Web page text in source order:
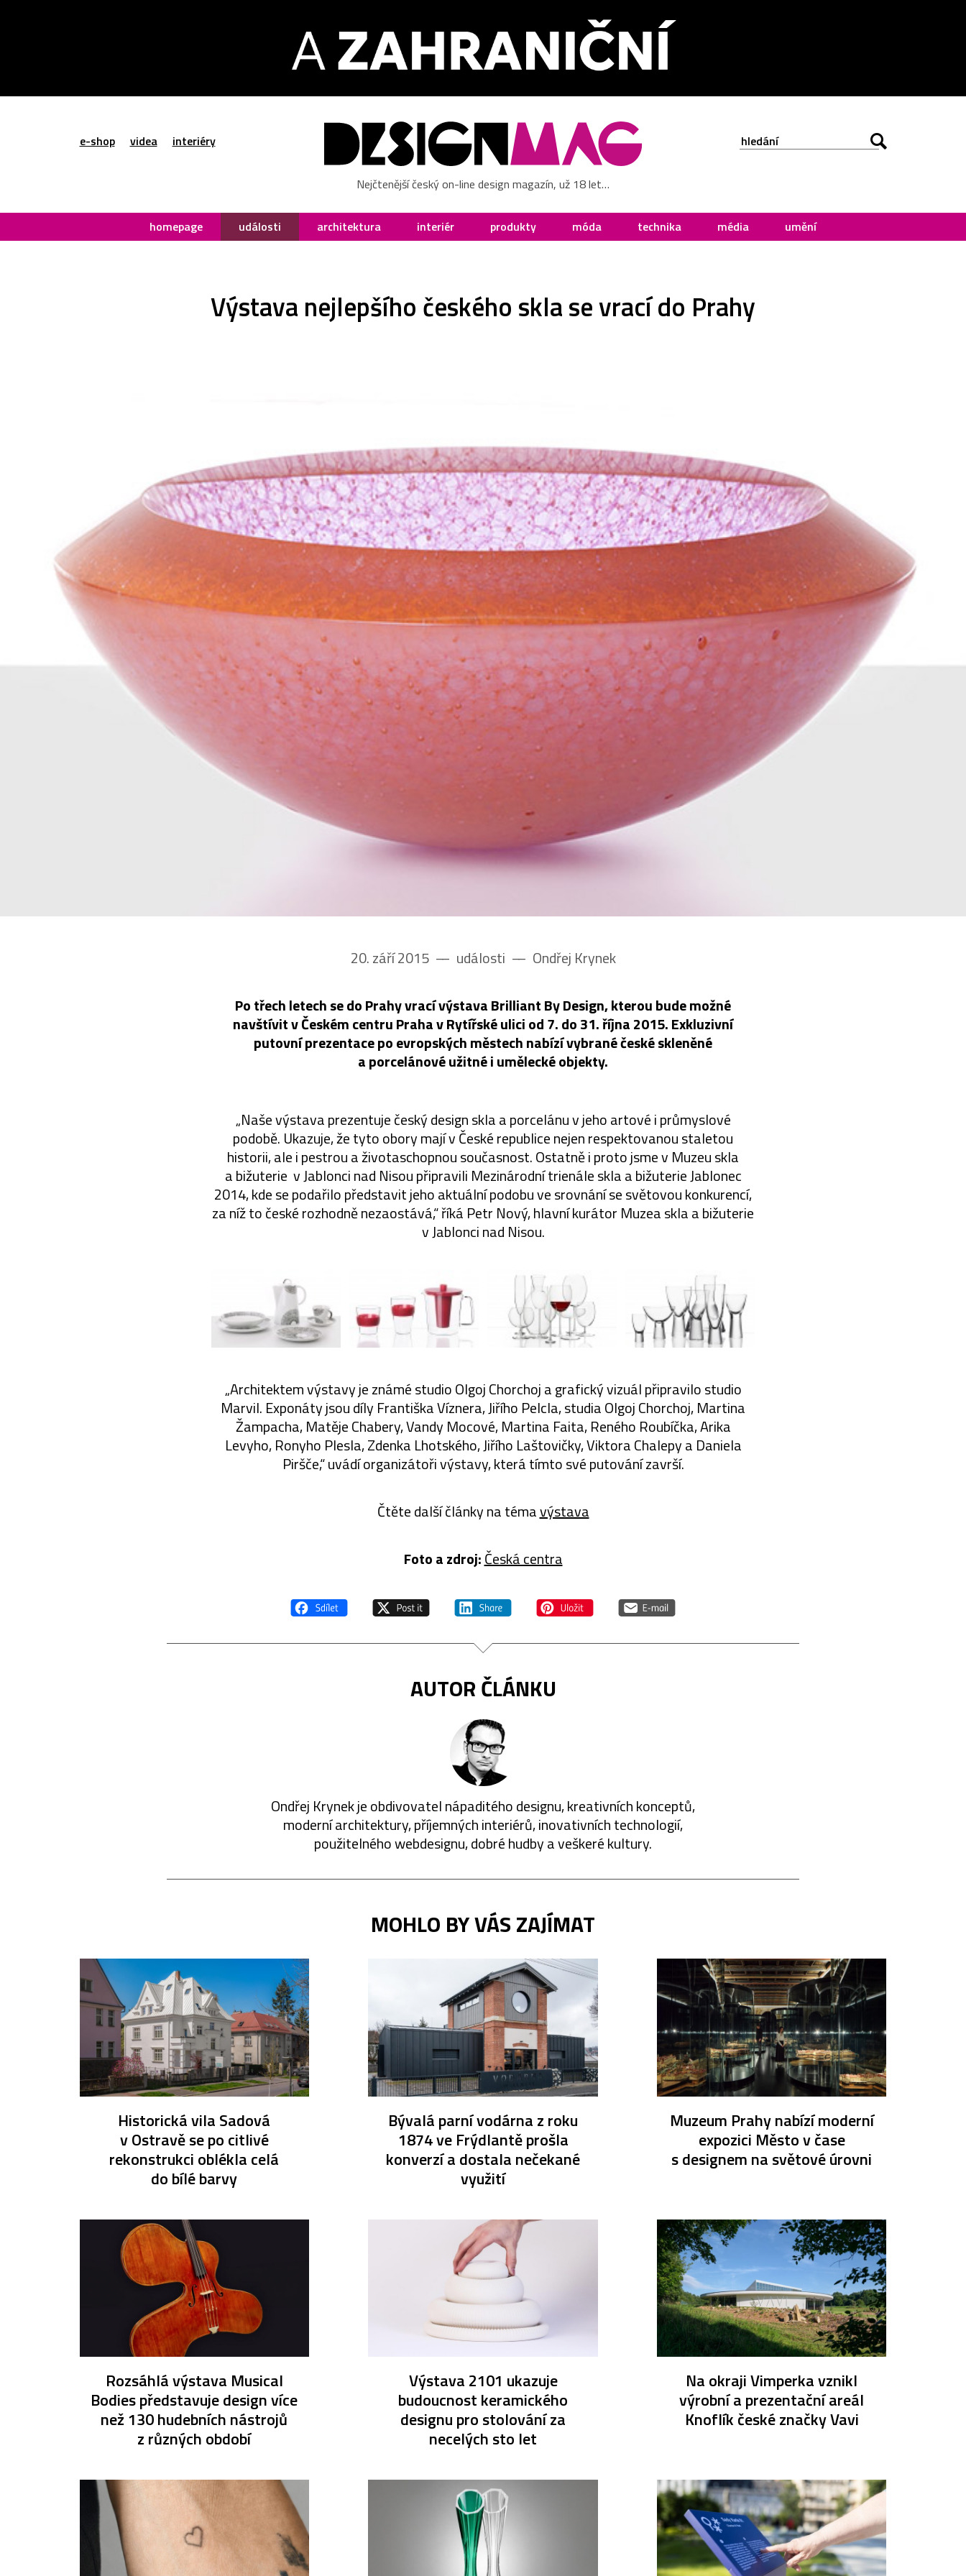
e-shop videa interiéry
Nejčtenější český on-line design magazín, už 18 let…
homepage události architektura interiér produkty móda technika média umění
Výstava nejlepšího českého skla se vrací do Prahy
20. září 2015 –– události –– Ondřej Krynek
Po třech letech se do Prahy vrací výstava Brilliant By Design, kterou bude možné
navštívit v Českém centru Praha v Rytířské ulici od 7. do 31. října 2015. Exkluzivní
putovní prezentace po evropských městech nabízí vybrané české skleněné
a porcelánové užitné i umělecké objekty.
„Naše výstava prezentuje český design skla a porcelánu v jeho artové i průmyslové
podobě. Ukazuje, že tyto obory mají v České republice nejen respektovanou staletou
historii, ale i pestrou a životaschopnou současnost. Ostatně i proto jsme v Muzeu skla
a bižuterie v Jablonci nad Nisou připravili Mezinárodní trienále skla a bižuterie Jablonec
2014, kde se podařilo představit jeho aktuální podobu ve srovnání se světovou konkurencí,
za níž to české rozhodně nezaostává,“ říká Petr Nový, hlavní kurátor Muzea skla a bižuterie
v Jablonci nad Nisou.
„Architektem výstavy je známé studio Olgoj Chorchoj a grafický vizuál připravilo studio
Marvil. Exponáty jsou díly Františka Víznera, Jiřího Pelcla, studia Olgoj Chorchoj, Martina
Žampacha, Matěje Chabery, Vandy Mocové, Martina Faita, Reného Roubíčka, Arika
Levyho, Ronyho Plesla, Zdenka Lhotského, Jiřího Laštovičky, Viktora Chalepy a Daniela
Piršče,“ uvádí organizátoři výstavy, která tímto své putování završí.
Čtěte další články na témavýstava
Foto a zdroj:Česká centra
AUTOR ČLÁNKU
Ondřej Krynek je obdivovatel nápaditého designu, kreativních konceptů,
moderní architektury, příjemných interiérů, inovativních technologií,
použitelného webdesignu, dobré hudby a veškeré kultury.
MOHLO BY VÁS ZAJÍMAT
Historická vila Sadová
v Ostravě se po citlivé
rekonstrukci oblékla celá
do bílé barvy
Bývalá parní vodárna z roku
1874 ve Frýdlantě prošla
konverzí a dostala nečekané
využití
Muzeum Prahy nabízí moderní
expozici Město v čase
s designem na světové úrovni
Rozsáhlá výstava Musical
Bodies představuje design více
než 130 hudebních nástrojů
z různých období
Výstava 2101 ukazuje
budoucnost keramického
designu pro stolování za
necelých sto let
Na okraji Vimperka vznikl
výrobní a prezentační areál
Knoflík české značky Vavi